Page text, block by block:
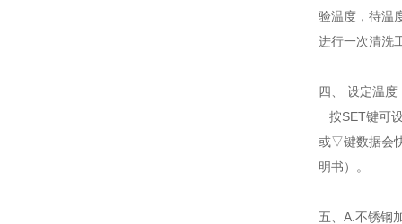
验温度，待温
进行一次清洗
四、 设定温度
按SET键可
或▽键数据会
明书）。
五、A.不锈钢